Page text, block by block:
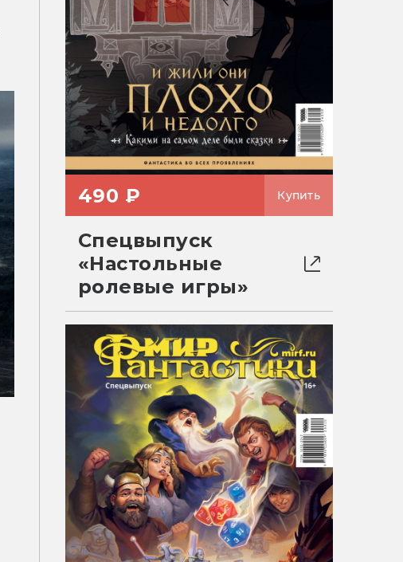
490 ₽ Купить
Спецвыпуск
«Настольные
ролевые игры»